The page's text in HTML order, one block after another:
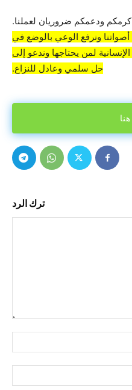
ودعمكم ضروريان لعملنا.
ونرفع الوعي بالوضع في
لمن يحتاجها وندعو إلى
حل سلمي وعادل للنزاع.
ترك الرد